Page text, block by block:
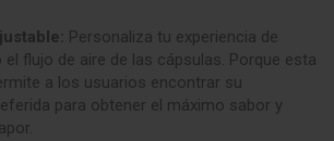
Personaliza tu experiencia de
el flujo de aire de las cápsulas. Porque esta
a los usuarios encontrar su
para obtener el máximo sabor y